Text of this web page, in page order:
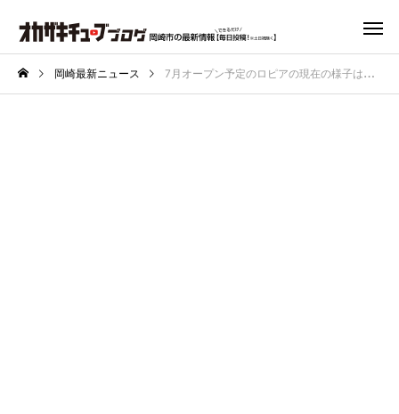
岡崎最新ニュース 7月オープン予定のロピアの現在の様子は？同じ場所のドラッグストア「クリエイトエス・ディー」のオープン日も判明！